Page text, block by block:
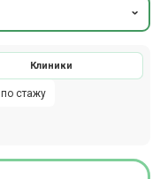
Клиники
по стажу